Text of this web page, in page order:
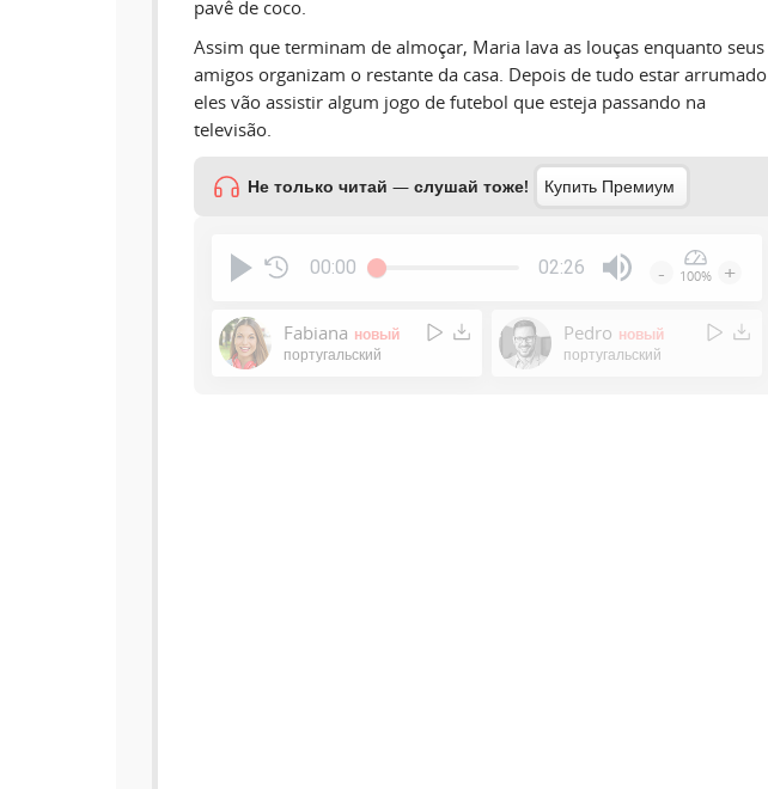
pavê de coco.
Assim que terminam de almoçar, Maria lava as louças enquanto seus
amigos organizam o restante da casa. Depois de tudo estar arrumado
eles vão assistir algum jogo de futebol que esteja passando na
televisão.
Не только читай — слушай тоже! Купить Премиум
00:00 02:26
or
- 100% +
Fabiana новый
португальский
Pedro новый
португальский